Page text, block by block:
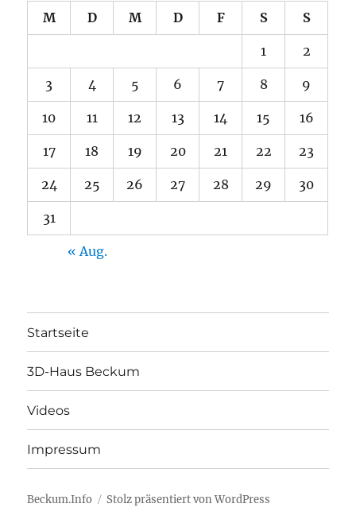
M D M D F S S
1 2
3 4 5 6 7 8 9
10 11 12 13 14 15 16
17 18 19 20 21 22 23
24 25 26 27 28 29 30
31
« Aug.
Startseite
3D-Haus Beckum
Videos
Impressum
Beckum.Info Stolz präsentiert von WordPress